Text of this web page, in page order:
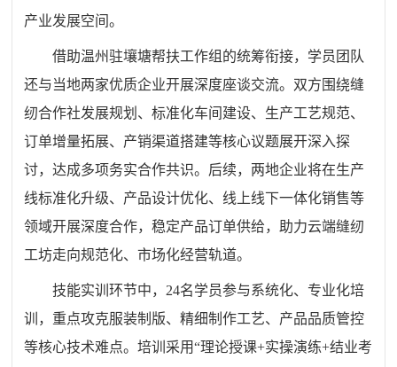
产业发展空间。
借助温州驻壤塘帮扶工作组的统筹衔接，学员团队
还与当地两家优质企业开展深度座谈交流。双方围绕缝
纫合作社发展规划、标准化车间建设、生产工艺规范、
订单增量拓展、产销渠道搭建等核心议题展开深入探
讨，达成多项务实合作共识。后续，两地企业将在生产
线标准化升级、产品设计优化、线上线下一体化销售等
领域开展深度合作，稳定产品订单供给，助力云端缝纫
工坊走向规范化、市场化经营轨道。
技能实训环节中，24名学员参与系统化、专业化培
训，重点攻克服装制版、精细制作工艺、产品品质管控
等核心技术难点。培训采用“理论授课+实操演练+结业考